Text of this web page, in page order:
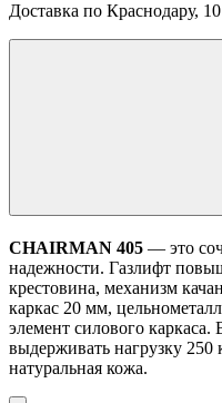
Доставка по Краснодару, 10
CHAIRMAN 405 — это
надежности. Газлифт
крестовина, механизм
каркас 20 мм,
элемент силового каркаса.
выдерживать нагрузку 250
натуральная кожа.